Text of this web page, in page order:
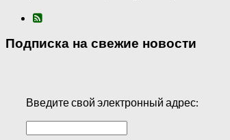
Подписка на свежие новости
Введите свой электронный адрес: